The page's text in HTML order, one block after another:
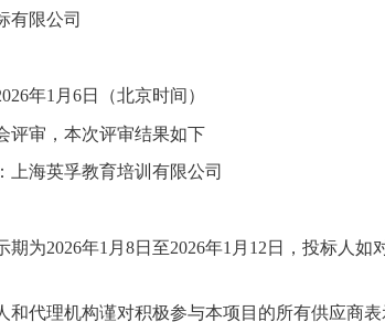
有限公司
年1 月6日（北京时间）
评审，本次评审结果如下
上海英孚教育培训有限公司
期为2026年1 月8日至2026年1 月 12 日，投标人如
和代理机构谨对积极参与本项目的所有供应商表